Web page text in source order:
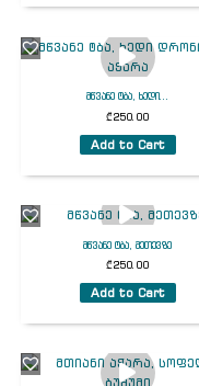
მწვანე ტბა, ხედი...
₾250.00
Add to Cart
მწვანე ტბა, მეთევზე
₾250.00
Add to Cart